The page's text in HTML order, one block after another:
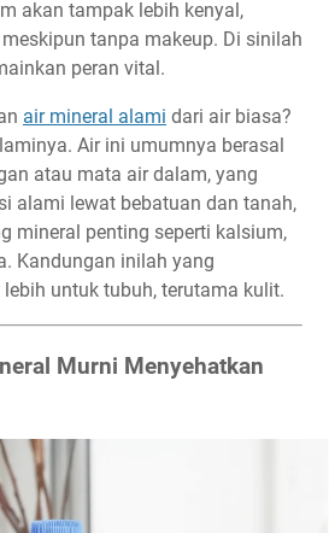
akan tampak lebih kenyal,
tanpa makeup. Di sinilah
peran vital.
air mineral alami dari air biasa?
Air ini umumnya berasal
atau mata air dalam, yang
alami lewat bebatuan dan tanah,
mineral penting seperti kalsium,
Kandungan inilah yang
untuk tubuh, terutama kulit.
Murni Menyehatkan